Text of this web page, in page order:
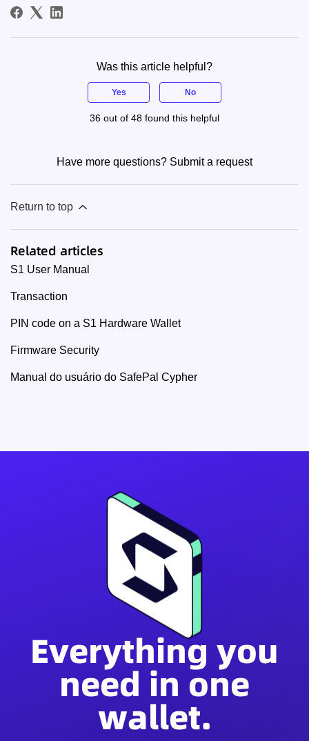
Was this article helpful?
Yes No
36 out of 48 found this helpful
Have more questions? Submit a request
Return to top
Related articles
S1 User Manual
Transaction
PIN code on a S1 Hardware Wallet
Firmware Security
Manual do usuário do SafePal Cypher
Everything you
need in one
wallet.